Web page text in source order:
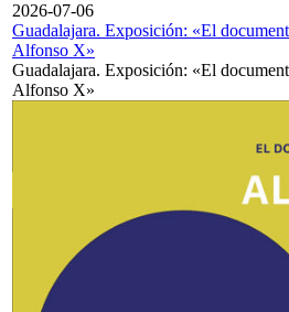
2026-07-06
Guadalajara. Exposición: «El
Alfonso X»
Guadalajara. Exposición: «El
Alfonso X»